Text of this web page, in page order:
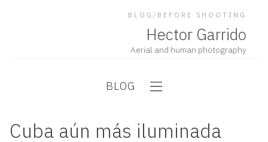
BLOG/BEFORE SHOOTING
Hector Garrido
Aerial and human photography
BLOG
Cuba aún más iluminada